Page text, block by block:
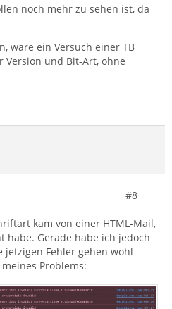
noch mehr zu sehen ist, da
wäre ein Versuch einer TB
und Bit-Art, ohne
#8
kam von einer HTML-Mail,
habe. Gerade habe ich jedoch
jetzigen Fehler gehen wohl
Problems: